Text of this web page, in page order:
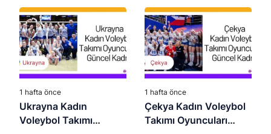
1 hafta önce
Ukrayna Kadın
Voleybol Takımı
1 hafta önce
Çekya Kadın Voleybol
Takımı Oyuncuları